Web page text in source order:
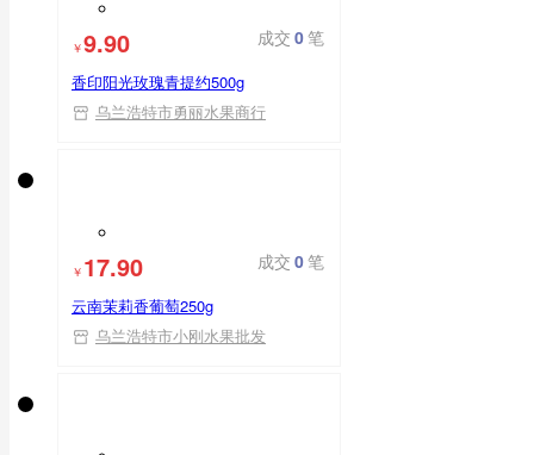
￥9.90 成交 0笔
香印阳光玫瑰青提约500g
乌兰浩特市勇丽水果商行
￥ 17.90 成交 0笔
云南茉莉香葡萄250g
乌兰浩特市小刚水果批发